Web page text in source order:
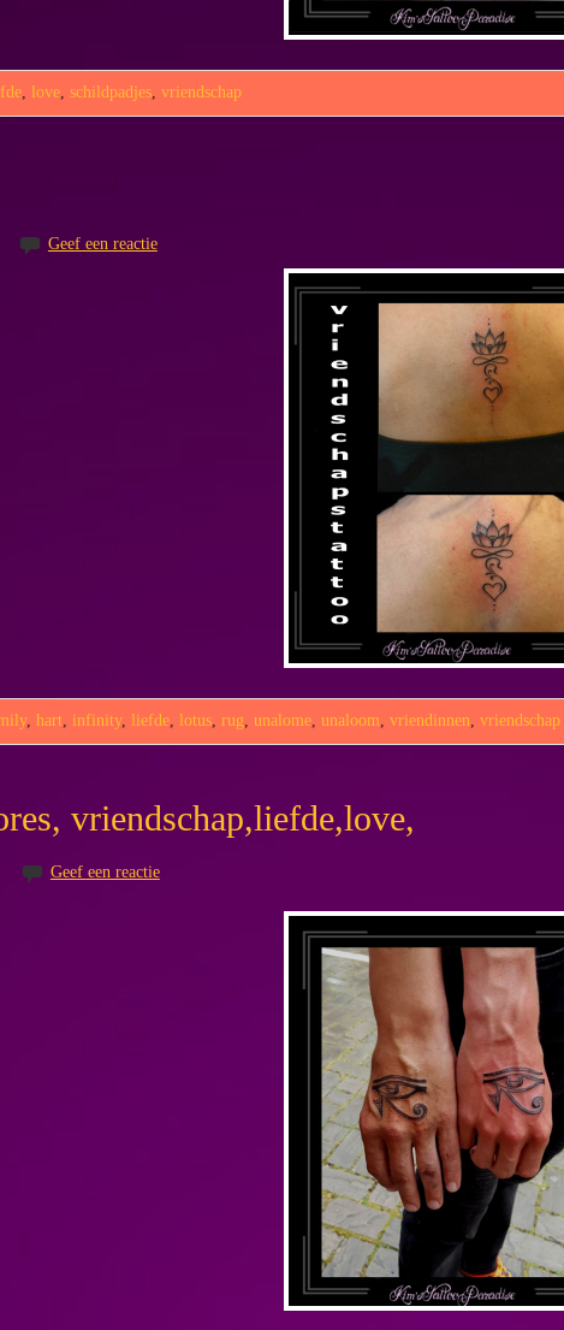
love ,schildpadjes ,vriendschap
Geef een reactie
,hart infinity, liefde lotus rug ,unalome ,unaloom ,vriendinnen ,vriendschap
vriendschap,liefde,love,
Geef een reactie